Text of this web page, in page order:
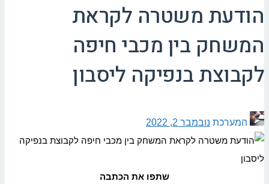
הודעת משטרה לקראת
המשחק בין מכבי חיפה
לקבוצת בנפיקה ליסבון
המערכת נובמבר 2, 2022
שתפו את הכתבה